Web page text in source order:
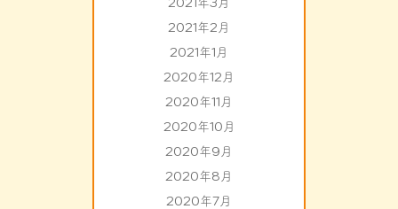
2021年2月
2021年1月
2020年12月
2020年11月
2020年10月
2020年9月
2020年8月
2020年7月